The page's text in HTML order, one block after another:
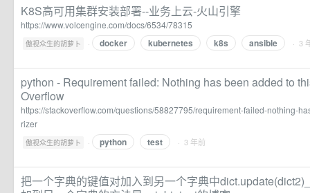
K8S高可用集群安装部署--业务上云-火山引擎
https://www.volcengine.com/docs/6534/78315
傲视众生的胡萝卜 · docker kubernetes k8s ansible · 3
python - Requirement failed: Nothing has been added to
Overflow
https://stackoverflow.com/questions/58827795/requirement-failed-nothing-
rizer
傲视众生的胡萝卜 · python test · 3 年前
把一个字典的键值对加入到另一个字典中